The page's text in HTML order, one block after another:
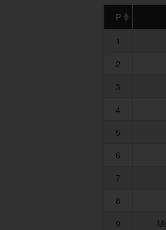
P
1
2
3
4
5
6
7
8
9